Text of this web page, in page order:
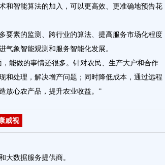
和智能算法的加入，可以更高效、更准确地预告花
要素的监测、跨行业的算法、提高服务市场化程度
气象智能观测和服务智能化发展。
能做的事情还很多。针对农民、生产大户和合作
和处理，解决增产问题；同时降低成本，通过远程
放心农产品，提升农业收益。”
威视
大数据服务提供商。